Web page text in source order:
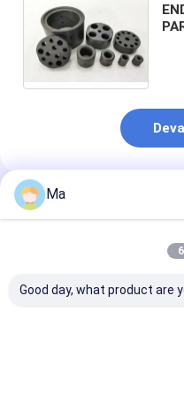
Önerilen Ürünler
Ma
Good day, what product are